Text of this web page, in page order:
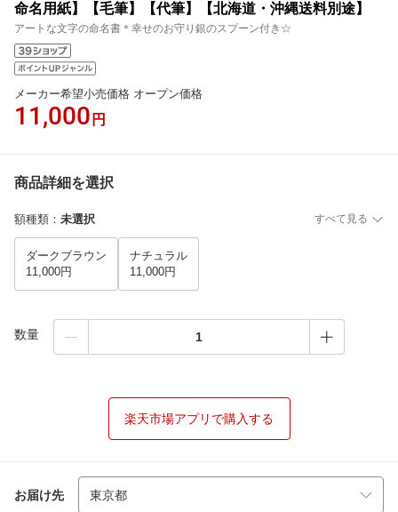
命名用紙】【毛筆】【代筆】【北海道・沖縄送料別途】
アートな文字の命名書＊幸せのお守り銀のスプーン付き☆
メーカー希望小売価格 オープン価格
11,000 円
商品詳細を選択
額種類 ： 未選択 すべて見る
ダークブラウン
11,000円
ナチュラル
11,000円
数量
楽天市場アプリで購入する
お届け先